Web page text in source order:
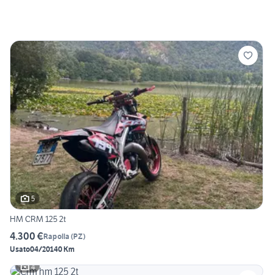
5
HM CRM 125 2t
4.300 €Rapolla (PZ)
Usato04/20140 Km
4